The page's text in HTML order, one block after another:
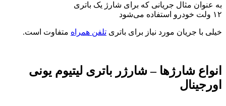
به عنوان مثال جریانی که برای شارژ یک باتری
۱۲ ولت خودرو استفاده می‌شود
خیلی با جریان مورد نیاز برای باتری تلفن همراه متفاوت است.
انواع شارژها – شارژر باتری لیتیوم یونی
اورجینال